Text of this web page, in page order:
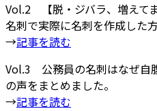
Vol.2 【脱・ジバラ、増えて
名刺で実際に名刺を作成した
→記事を読む
Vol.3 公務員の名刺はなぜ自
の声をまとめました。
→記事を読む